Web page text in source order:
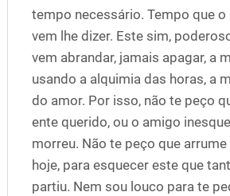
tempo necessário. Tempo que
vem lhe dizer. Este sim,
vem abrandar, jamais apagar, a
usando a alquimia das horas, a
do amor. Por isso, não te peço
ente querido, ou o amigo
morreu. Não te peço que
hoje, para esquecer este que
partiu. Nem sou louco para te